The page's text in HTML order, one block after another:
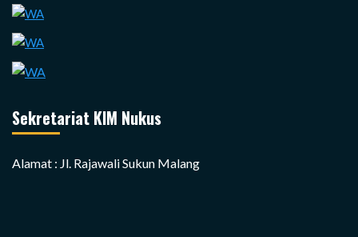
Sekretariat KIM Nukus
Alamat : Jl. Rajawali Sukun Malang